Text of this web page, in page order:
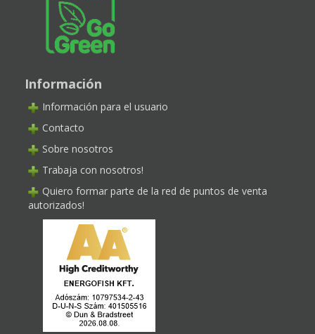
Información
Información para el usuario
Contacto
Sobre nosotros
Trabaja con nosotros!
Quiero formar parte de la red de puntos de venta
autorizados!